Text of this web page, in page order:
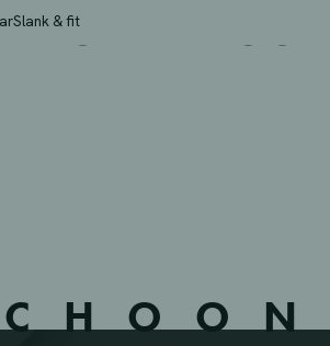
Slank & fit
ROMAIN